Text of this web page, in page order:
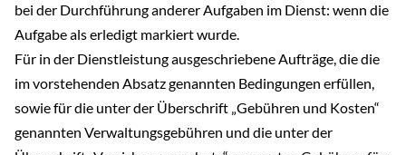
bei der Durchführung anderer Aufgaben im Dienst: wenn die
Aufgabe als erledigt markiert wurde.
Für in der Dienstleistung ausgeschriebene Aufträge, die die
im vorstehenden Absatz genannten Bedingungen erfüllen,
sowie für die unter der Überschrift „Gebühren und Kosten“
genannten Verwaltungsgebühren und die unter der